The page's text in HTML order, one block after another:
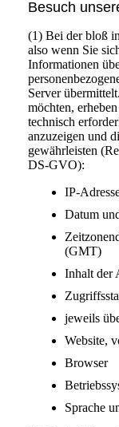
Besuch
(1) Bei der bloß
also wenn Sie
Informationen
Server
möchten,
technisch
anzuzeigen und
gewährleisten
DS-GVO):
IP-
Datum
(GMT)
Inhalt der
jeweils
Website,
Browser
Sprache